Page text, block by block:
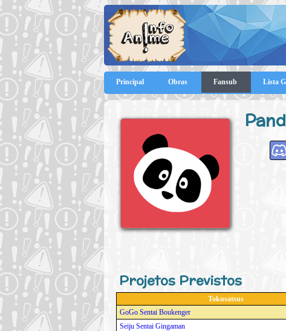
Principal Obras Fansub Lista
Projetos Previstos
Tokusatsus
GoGo Sentai Boukenger
Seiju Sentai Gingaman